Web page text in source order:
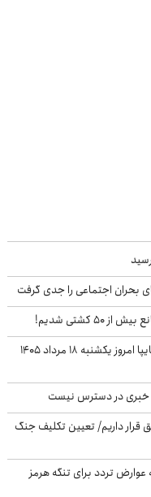
کشتی شدیم!
تغییرات تند قیمت محصولات ایران‌خودرو و سایپا امروز یکشنبه ۱۸ مرداد ۱۴۰۵
خبری در دسترس نیست
قرار داریم/ تعیین تکلیف جنگ
تردد برای تنگه هرمز